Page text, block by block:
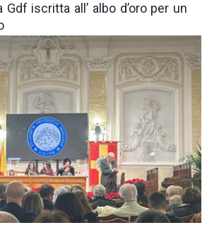
Gdf iscritta all’ albo d’oro per un